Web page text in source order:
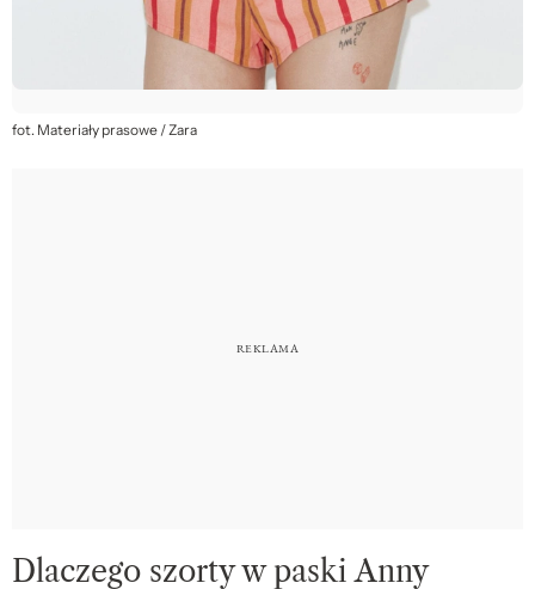
fot. Materiały prasowe / Zara
Dlaczego szorty w paski Anny